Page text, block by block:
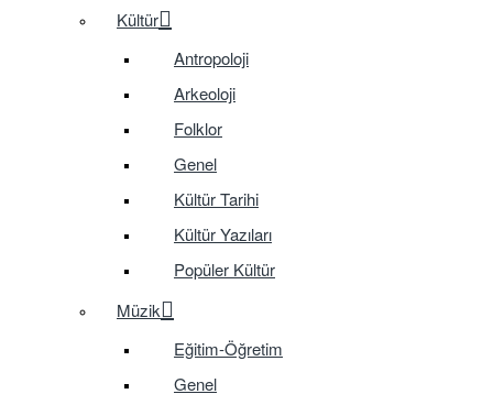
Kültür
Antropoloji
Arkeoloji
Folklor
Genel
Kültür Tarihi
Kültür Yazıları
Popüler Kültür
Müzik
Eğitim-Öğretim
Genel